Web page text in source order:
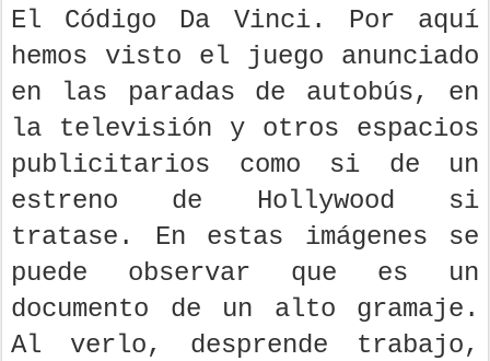
El Código Da Vinci. Por aquí
hemos visto el juego anunciado
en las paradas de autobús, en
la televisión y otros espacios
publicitarios como si de un
estreno de Hollywood si
tratase. En estas imágenes se
puede observar que es un
documento de un alto gramaje.
Al verlo, desprende trabajo,